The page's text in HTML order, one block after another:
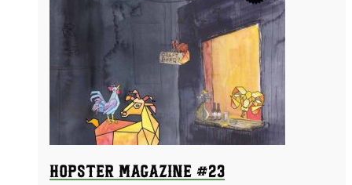
Hopster Magazine #23